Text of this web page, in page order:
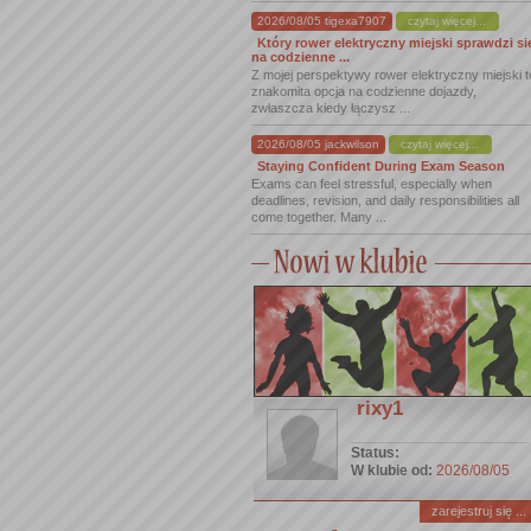
2026/08/05 tigexa7907 czytaj więcej...
Który rower elektryczny miejski sprawdzi
na codzienne ...
Z mojej perspektywy rower elektryczny miejski
znakomita opcja na codzienne dojazdy,
zwłaszcza kiedy łączysz ...
2026/08/05 jackwilson czytaj więcej...
Staying Confident During Exam Season
Exams can feel stressful, especially when
deadlines, revision, and daily responsibilities all
come together. Many ...
rixy1
Status:
W klubie od: 2026/08/05
zarejestruj się ...